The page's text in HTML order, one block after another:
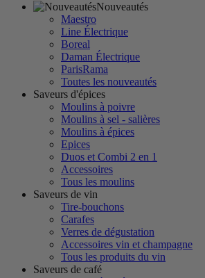
Nouveautés
Maestro
Line Électrique
Boreal
Daman Électrique
ParisRama
Toutes les nouveautés
Saveurs d'épices
Moulins à poivre
Moulins à sel - salières
Moulins à épices
Epices
Duos et Combi 2 en 1
Accessoires
Tous les moulins
Saveurs de vin
Tire-bouchons
Carafes
Verres de dégustation
Accessoires vin et champagne
Tous les produits du vin
Saveurs de café